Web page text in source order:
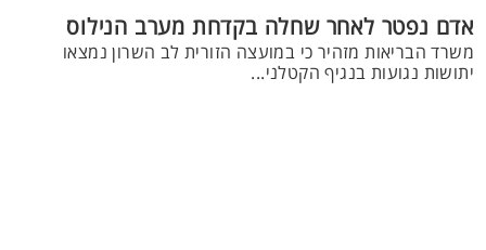
אדם נפטר לאחר שחלה בקדחת מערב הנילוס
משרד הבריאות מזהיר כי במועצה הזורית לב השרון נמצאו
יתושות נגועות בנגיף הקטלני...